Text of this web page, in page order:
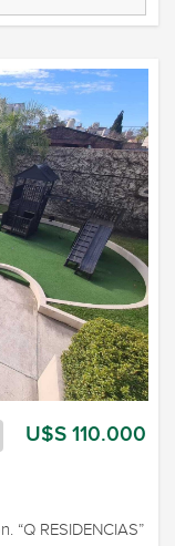
U$S 110.000
“Q RESIDENCIAS”